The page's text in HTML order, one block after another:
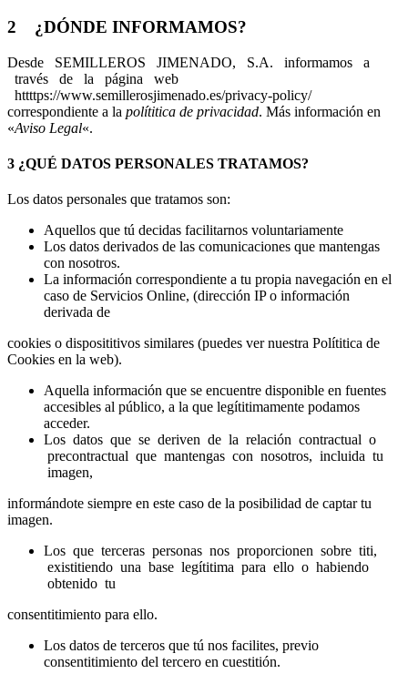
2 ¿DÓNDE INFORMAMOS?
Desde SEMILLEROS JIMENADO, S.A. informamos a
través de la página web
httttps://www.semillerosjimenado.es/privacy-policy/
correspondiente a la polítitica de privacidad. Más información en
«Aviso Legal«.
3 ¿QUÉ DATOS PERSONALES TRATAMOS?
Los datos personales que tratamos son:
Aquellos que tú decidas facilitarnos voluntariamente
Los datos derivados de las comunicaciones que mantengas
con nosotros.
La información correspondiente a tu propia navegación en el
caso de Servicios Online, (dirección IP o información
derivada de
cookies o disposititivos similares (puedes ver nuestra Polítitica de
Cookies en la web).
Aquella información que se encuentre disponible en fuentes
accesibles al público, a la que legítitimamente podamos
acceder.
Los datos que se deriven de la relación contractual o
precontractual que mantengas con nosotros, incluida tu
imagen,
informándote siempre en este caso de la posibilidad de captar tu
imagen.
Los que terceras personas nos proporcionen sobre titi,
existitiendo una base legítitima para ello o habiendo
obtenido tu
consentitimiento para ello.
Los datos de terceros que tú nos facilites, previo
consentitimiento del tercero en cuestitión.